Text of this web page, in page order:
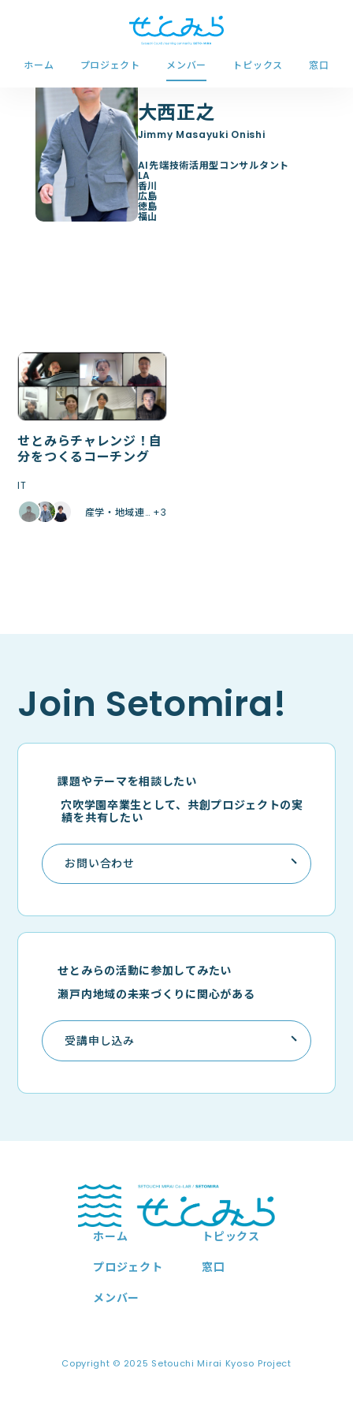
ホーム プロジェクト メンバー トピックス 窓口
大西正之
AI先端技術活用型コンサルタント
LA
香川
広島
徳島
福山
せとみらチャレンジ！自
分をつくるコーチング
IT
産学・地域連… +3
Join Setomira!
課題やテーマを相談したい
穴吹学園卒業生として、共創プロジェクトの実
績を共有したい
お問い合わせ
せとみらの活動に参加してみたい
瀬戸内地域の未来づくりに関心がある
受講申し込み
ホーム
プロジェクト
メンバー
トピックス
窓口
Copyright © 2025 Setouchi Mirai Kyoso Project